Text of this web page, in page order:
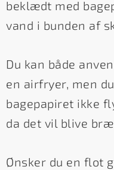
beklædt med
vand i bunden af
Du kan både
en airfryer, men
bagepapiret ikke
da det vil blive
Ønsker du en flot